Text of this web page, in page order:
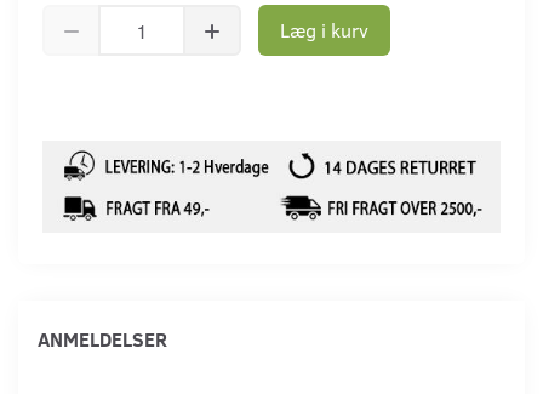
Læg i kurv
ANMELDELSER